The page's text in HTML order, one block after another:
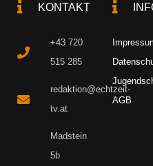
KONTAKT
+43 720
515 285
redaktion@echtzeit-
tv.at
Madstein
5b
AGB